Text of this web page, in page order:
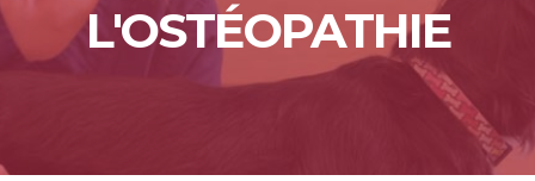
L'OSTÉOPATHIE